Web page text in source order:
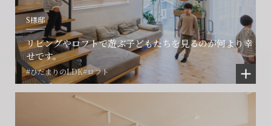
S様邸
リビングやロフトで遊ぶ子どもたちを見るのが何より幸
せです。
#ひだまりのLDK#ロフト